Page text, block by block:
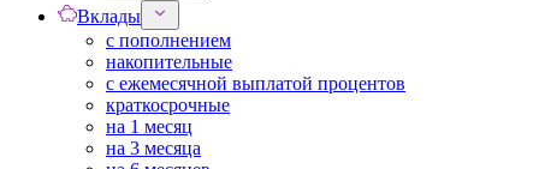
Вклады
с пополнением
накопительные
с ежемесячной выплатой процентов
краткосрочные
на 1 месяц
на 3 месяца